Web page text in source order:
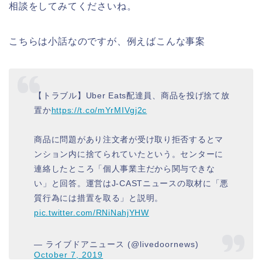
相談をしてみてくださいね。
こちらは小話なのですが、例えばこんな事案
【トラブル】Uber Eats配達員、商品を投げ捨て放
置かhttps://t.co/mYrMIVgj2c
商品に問題があり注文者が受け取り拒否するとマ
ンション内に捨てられていたという。センターに
連絡したところ「個人事業主だから関与できな
い」と回答。運営はJ-CASTニュースの取材に「悪
質行為には措置を取る」と説明。
pic.twitter.com/RNiNahjYHW
— ライブドアニュース (@livedoornews)
October 7, 2019